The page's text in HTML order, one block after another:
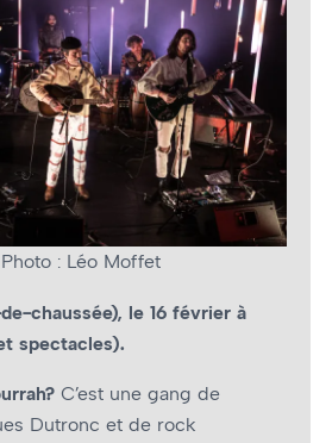
: Léo Moffet
chaussée), le 16 février à
spectacles).
C’est une gang de
Dutronc et de rock